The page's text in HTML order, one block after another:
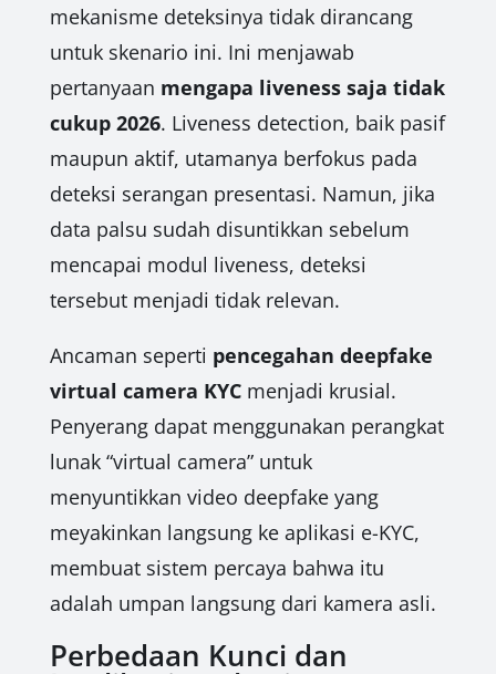
mekanisme deteksinya tidak dirancang
untuk skenario ini. Ini menjawab
pertanyaan mengapa liveness saja tidak
cukup 2026. Liveness detection, baik pasif
maupun aktif, utamanya berfokus pada
deteksi serangan presentasi. Namun, jika
data palsu sudah disuntikkan sebelum
mencapai modul liveness, deteksi
tersebut menjadi tidak relevan.
Ancaman seperti pencegahan deepfake
virtual camera KYCmenjadi krusial.
Penyerang dapat menggunakan perangkat
lunak “virtual camera” untuk
menyuntikkan video deepfake yang
meyakinkan langsung ke aplikasi e-KYC,
membuat sistem percaya bahwa itu
adalah umpan langsung dari kamera asli.
Perbedaan Kunci dan